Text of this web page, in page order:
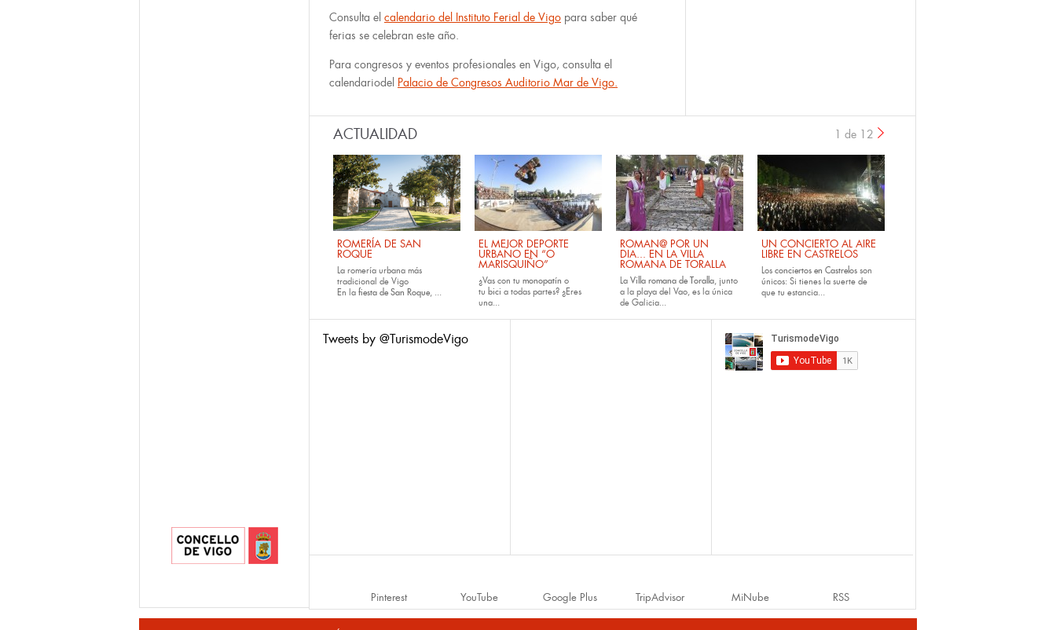
Consulta el calendario del Instituto Ferial de Vigo para saber qué
ferias se celebran este año.
Para congresos y eventos profesionales en Vigo, consulta el
calendariodel Palacio de Congresos Auditorio Mar de Vigo.
ACTUALIDAD
ROMERÍA DE SAN
ROQUE
La romería urbana más
tradicional de Vigo
En la fiesta de San Roque, ...
EL MEJOR DEPORTE
URBANO EN “O
MARISQUIÑO”
¿Vas con tu monopatín o
tu bici a todas partes? ¿Eres
una...
ROMAN@ POR UN
DIA... EN LA VILLA
ROMANA DE TORALLA
La Villa romana de Toralla, junto
a la playa del Vao, es la única
de Galicia...
UN CONCIERTO AL AIRE
LIBRE EN CASTRELOS
Los conciertos en Castrelos son
únicos: Si tienes la suerte de
que tu estancia...
1 de 12
Tweets by @TurismodeVigo
Pinterest YouTube Google Plus TripAdvisor MiNube RSS